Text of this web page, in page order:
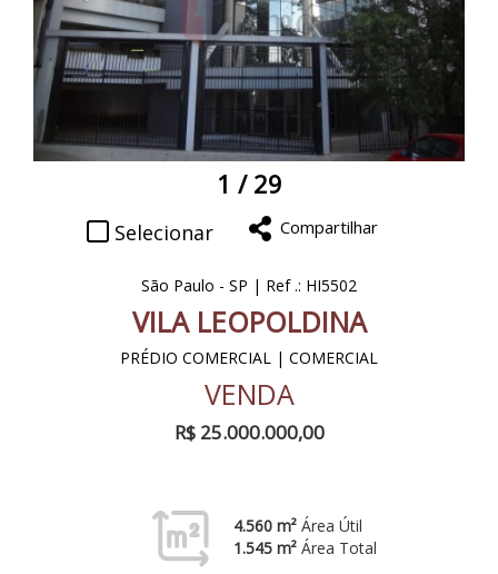
1 / 29
Selecionar Compartilhar
São Paulo - SP | Ref .: HI5502
VILA LEOPOLDINA
PRÉDIO COMERCIAL | COMERCIAL
VENDA
R$ 25.000.000,00
4.560 m² Área Útil
1.545 m² Área Total